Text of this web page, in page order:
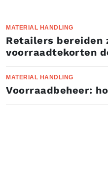
MATERIAL HANDLING
Retailers bereiden
voorraadtekorten
MATERIAL HANDLING
Voorraadbeheer: